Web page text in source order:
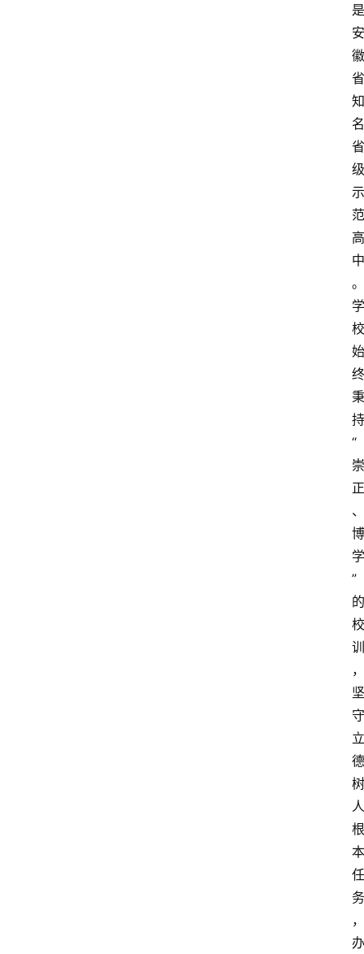
是
安
徽
省
知
名
省
级
示
范
高
中
。
学
校
始
终
秉
持
“
崇
正
、
博
学
”
的
校
训
，
坚
守
立
德
树
人
根
本
任
务
，
办